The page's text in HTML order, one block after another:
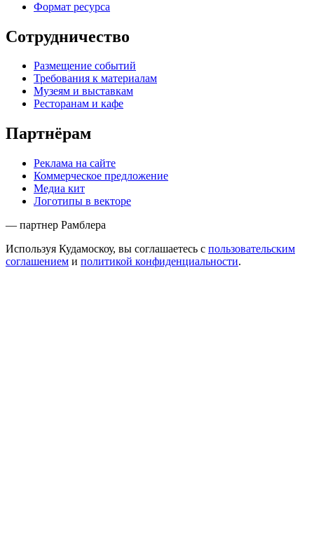
Формат ресурса
Сотрудничество
Размещение событий
Требования к материалам
Музеям и выставкам
Ресторанам и кафе
Партнёрам
Реклама на сайте
Коммерческое предложение
Медиа кит
Логотипы в векторе
— партнер Рамблера
Используя Кудамоскоу, вы соглашаетесь с пользовательским
соглашением и политикой конфиденциальности.